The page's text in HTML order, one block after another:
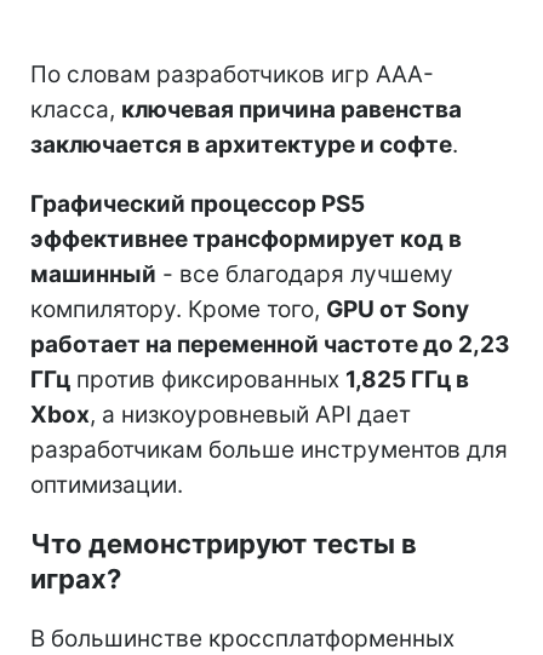
По словам разработчиков игр AAA-
класса, ключевая причина равенства
заключается в архитектуре и софте.
Графический процессор PS5
эффективнее трансформирует код в
машинный - все благодаря лучшему
компилятору. Кроме того, GPU от Sony
работает на переменной частоте до 2,23
ГГц против фиксированных 1,825 ГГц в
Xbox, а низкоуровневый API дает
разработчикам больше инструментов для
оптимизации.
Что демонстрируют тесты в
играх?
В большинстве кроссплатформенных